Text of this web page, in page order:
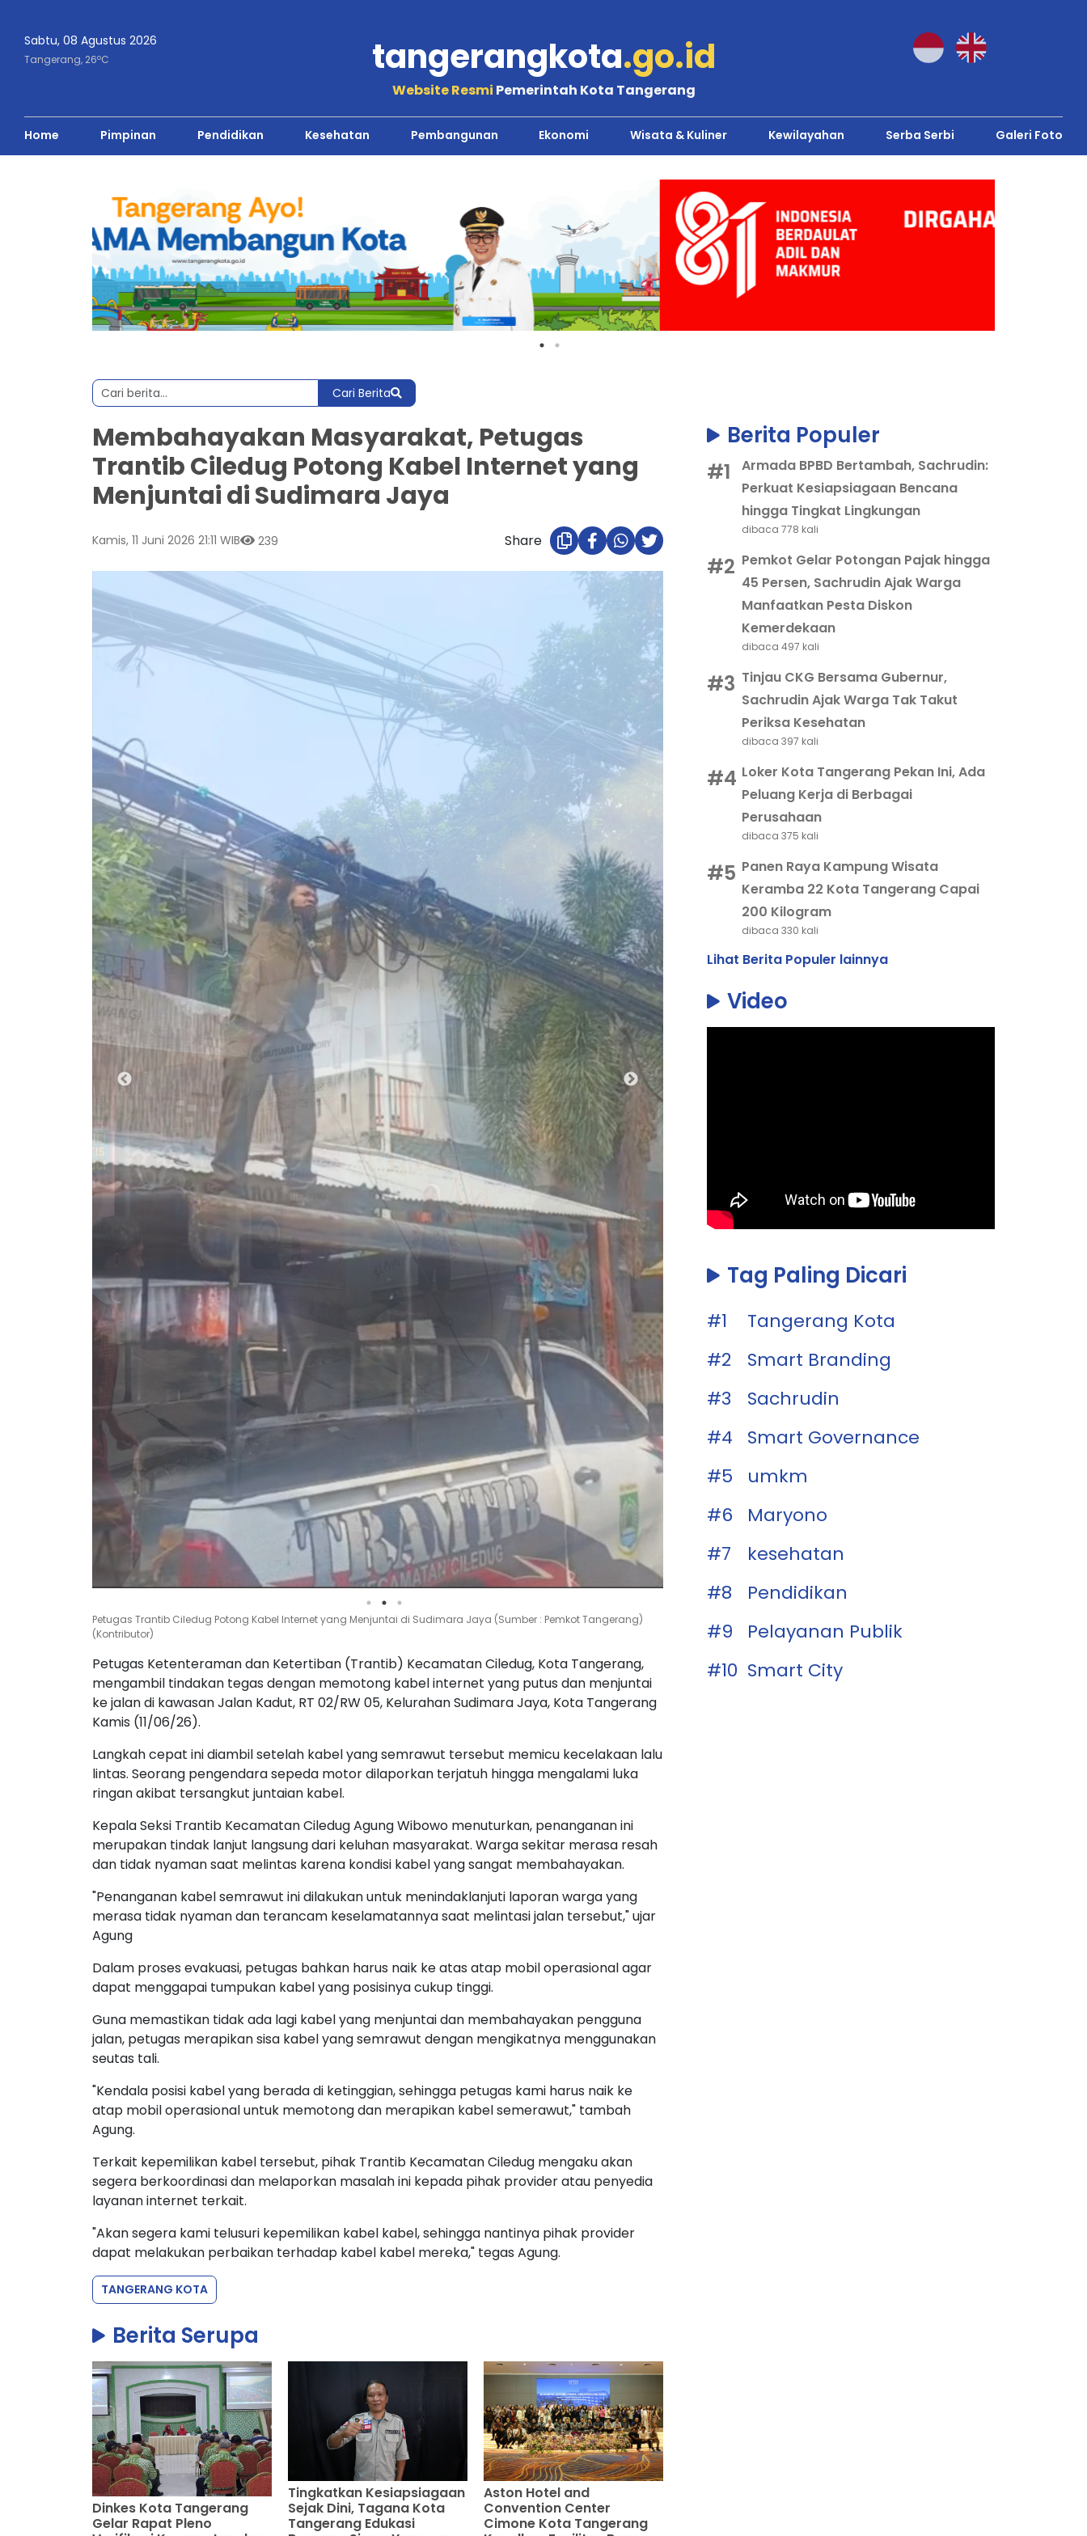
Sabtu, 08 Agustus 2026
Tangerang, 26oC tangerangkota.go.id
Website Resmi Pemerintah Kota Tangerang
Home Pimpinan Pendidikan Kesehatan Pembangunan Ekonomi Wisata & Kuliner Kewilayahan Serba Serbi Galeri Foto
Cari Berita
Membahayakan Masyarakat, Petugas
Trantib Ciledug Potong Kabel Internet yang
Menjuntai di Sudimara Jaya
Kamis, 11 Juni 2026 21:11 WIB 239 Share
Petugas Trantib Ciledug Potong Kabel Internet yang Menjuntai di Sudimara Jaya (Sumber : Pemkot Tangerang)
(Kontributor)
Petugas Ketenteraman dan Ketertiban (Trantib) Kecamatan Ciledug, Kota Tangerang,
mengambil tindakan tegas dengan memotong kabel internet yang putus dan menjuntai
ke jalan di kawasan Jalan Kadut, RT 02/RW 05, Kelurahan Sudimara Jaya, Kota Tangerang
Kamis (11/06/26).
Langkah cepat ini diambil setelah kabel yang semrawut tersebut memicu kecelakaan lalu
lintas. Seorang pengendara sepeda motor dilaporkan terjatuh hingga mengalami luka
ringan akibat tersangkut juntaian kabel.
Kepala Seksi Trantib Kecamatan Ciledug Agung Wibowo menuturkan, penanganan ini
merupakan tindak lanjut langsung dari keluhan masyarakat. Warga sekitar merasa resah
dan tidak nyaman saat melintas karena kondisi kabel yang sangat membahayakan.
"Penanganan kabel semrawut ini dilakukan untuk menindaklanjuti laporan warga yang
merasa tidak nyaman dan terancam keselamatannya saat melintasi jalan tersebut," ujar
Agung
Dalam proses evakuasi, petugas bahkan harus naik ke atas atap mobil operasional agar
dapat menggapai tumpukan kabel yang posisinya cukup tinggi.
Guna memastikan tidak ada lagi kabel yang menjuntai dan membahayakan pengguna
jalan, petugas merapikan sisa kabel yang semrawut dengan mengikatnya menggunakan
seutas tali.
"Kendala posisi kabel yang berada di ketinggian, sehingga petugas kami harus naik ke
atap mobil operasional untuk memotong dan merapikan kabel semerawut," tambah
Agung.
Terkait kepemilikan kabel tersebut, pihak Trantib Kecamatan Ciledug mengaku akan
segera berkoordinasi dan melaporkan masalah ini kepada pihak provider atau penyedia
layanan internet terkait.
"Akan segera kami telusuri kepemilikan kabel kabel, sehingga nantinya pihak provider
dapat melakukan perbaikan terhadap kabel kabel mereka," tegas Agung.
TANGERANG KOTA
Berita Serupa
Dinkes Kota Tangerang
Gelar Rapat Pleno
Tingkatkan Kesiapsiagaan
Sejak Dini, Tagana Kota
Tangerang Edukasi
Aston Hotel and
Convention Center
Cimone Kota Tangerang
Berita Populer
#1
Armada BPBD Bertambah, Sachrudin:
Perkuat Kesiapsiagaan Bencana
hingga Tingkat Lingkungan
dibaca 778 kali
#2 Pemkot Gelar Potongan Pajak hingga
45 Persen, Sachrudin Ajak Warga
Manfaatkan Pesta Diskon
Kemerdekaan
dibaca 497 kali
#3 Tinjau CKG Bersama Gubernur,
Sachrudin Ajak Warga Tak Takut
Periksa Kesehatan
dibaca 397 kali
#4 Loker Kota Tangerang Pekan Ini, Ada
Peluang Kerja di Berbagai
Perusahaan
dibaca 375 kali
#5 Panen Raya Kampung Wisata
Keramba 22 Kota Tangerang Capai
200 Kilogram
dibaca 330 kali
Lihat Berita Populer lainnya
Video
Tag Paling Dicari
#1
Tangerang Kota
#2
Smart Branding
#3
Sachrudin
#4
Smart Governance
#5
umkm
#6
Maryono
#7
kesehatan
#8
Pendidikan
#9
Pelayanan Publik
#10 Smart City